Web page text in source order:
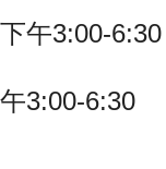
午3:00-6:30
3:00-6:30